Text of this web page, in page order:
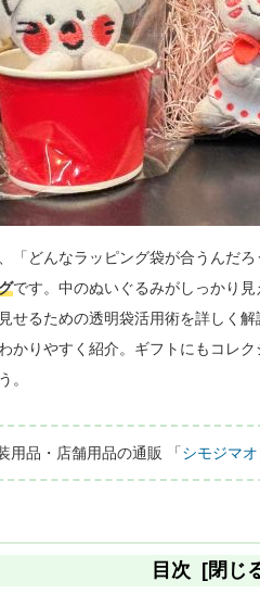
「どんなラッピング袋が合うんだ
です。中のぬいぐるみがしっかり
せるための透明袋活用術を詳しく
かりやすく紹介。ギフトにもコレ
。
用品・店舗用品の通販 「シモジマ
目次 [閉じ